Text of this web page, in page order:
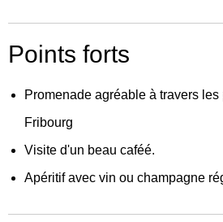
Points forts
Promenade agréable à travers
Fribourg
Visite d'un beau caféé.
Apéritif avec vin ou champagne